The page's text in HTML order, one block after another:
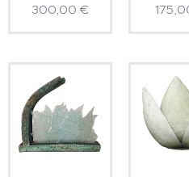
300,00 €